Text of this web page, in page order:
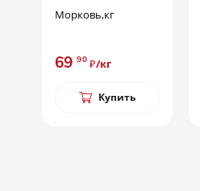
Морковь,кг
69 90 ₽/кг
Купить